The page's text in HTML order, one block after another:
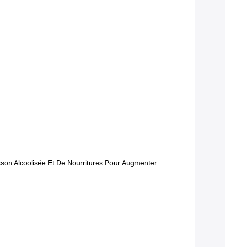
Alcoolisée Et De Nourritures Pour Augmenter